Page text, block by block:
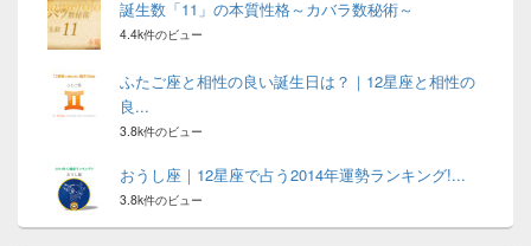
誕生数「11」の本質性格～カバラ数秘術～
4.4k件のビュー
ふたご座と相性の良い誕生日は？｜12星座と相性の
良...
3.8k件のビュー
おうし座｜12星座で占う2014年運勢ランキング!...
3.8k件のビュー